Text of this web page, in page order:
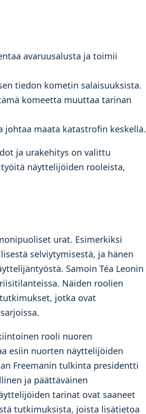
avaruusalusta ja toimii
tiedon kometin salaisuuksista.
komeetta muuttaa tarinan
johtaa maata katastrofin keskellä.
ja urakehitys on valittu
näyttelijöiden rooleista,
urat. Esimerkiksi
selviytymisestä, ja hänen
Samoin Téa Leonin
Näiden roolien
jotka ovat
rooli nuoren
esiin nuorten näyttelijöiden
Freemanin tulkinta presidentti
ja päättäväinen
tarinat ovat saaneet
tutkimuksista, joista lisätietoa